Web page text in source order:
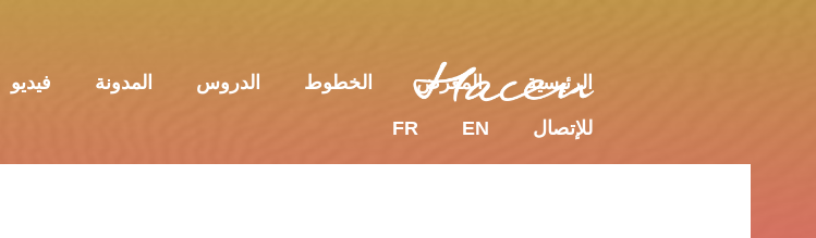
الرئيسية المعرض الخطوط الدروس المدونة فيديو
للإتصال EN
FR